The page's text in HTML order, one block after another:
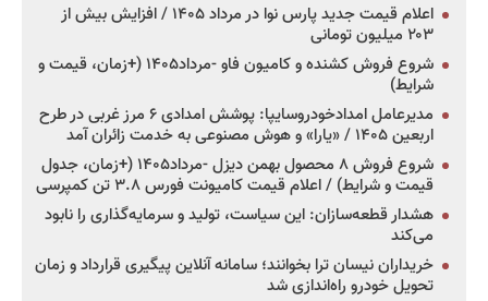
اعلام قیمت جدید پارس نوا در مرداد ۱۴۰۵ / افزایش بیش از
۲۰۳ میلیون تومانی
شروع فروش کشنده و کامیون فاو -مرداد۱۴۰۵ (+زمان، قیمت و
شرایط)
مدیرعامل امدادخودروسایپا: پوشش امدادی ۶ مرز غربی در طرح
اربعین ۱۴۰۵ / «یارا» و هوش مصنوعی به خدمت زائران آمد
شروع فروش ۸ محصول بهمن دیزل -مرداد۱۴۰۵ (+زمان، جدول
قیمت و شرایط) / اعلام قیمت کامیونت فورس ۳.۸ تن کمپرسی
هشدار قطعه‌سازان: این سیاست، تولید و سرمایه‌گذاری را نابود
می‌کند
خریداران نیسان ترا بخوانند؛ سامانه آنلاین پیگیری قرارداد و زمان
تحویل خودرو راه‌اندازی شد